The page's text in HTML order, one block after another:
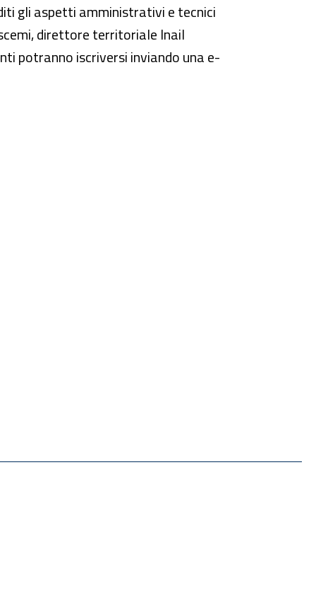
gli aspetti amministrativi e tecnici
direttore territoriale Inail
potranno iscriversi inviando una e-